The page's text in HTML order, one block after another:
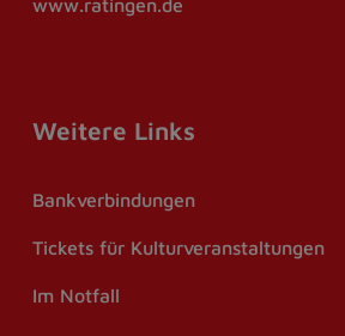
Weitere Links
Bankverbindungen
Tickets für Kulturveranstaltungen
Im Notfall